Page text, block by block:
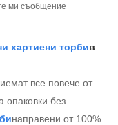
ми съобщение
хартиени торбив
все повече от
опаковки без
направени от 100%